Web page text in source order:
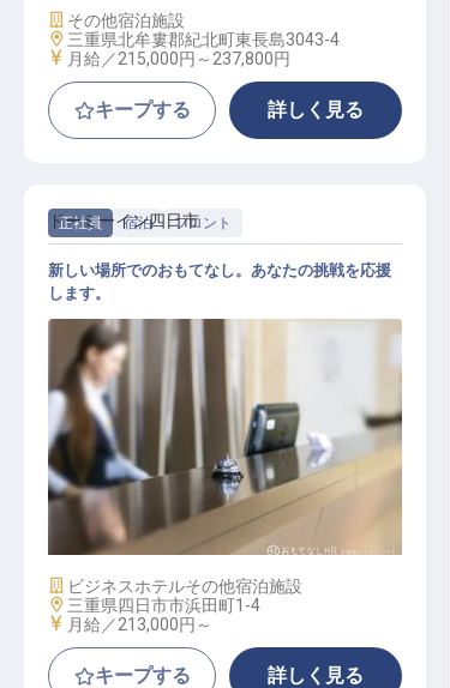
施設業態
その他宿泊施設
勤務地
三重県北牟婁郡紀北町東長島3043-4
給与
月給／215,000円～ 237,800円
キープする 詳しく見る
正社員 宿泊 フロント
フロント
ドーミーイン四日市
新しい場所でのおもてなし。あなたの挑戦を応援
します。
施設業態
ビジネスホテルその他宿泊施設
勤務地
三重県四日市市浜田町1-4
給与
月給／213,000円～
キープする 詳しく見る